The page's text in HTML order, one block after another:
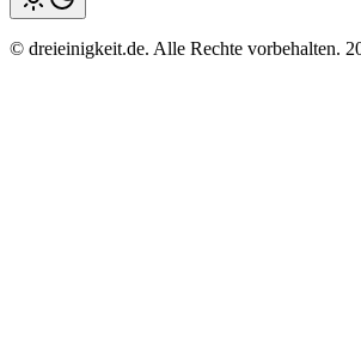
© dreieinigkeit.de. Alle Rechte vorbehalten.